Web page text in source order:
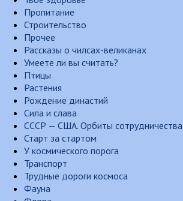
Пропитание
Строительство
Прочее
Рассказы о чилсах-великанах
Умеете ли вы считать?
Птицы
Растения
Рождение династий
Сила и слава
СССР — США. Орбиты сотрудничества
Старт за стартом
У космического порога
Транспорт
Трудные дороги космоса
Фауна